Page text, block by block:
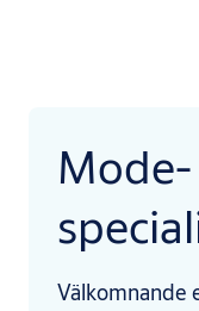
Välkomnande